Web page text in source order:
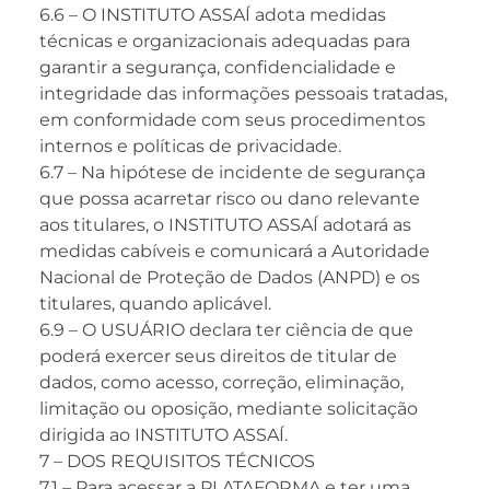
6.6 – O INSTITUTO ASSAÍ adota medidas
técnicas e organizacionais adequadas para
garantir a segurança, confidencialidade e
integridade das informações pessoais tratadas,
em conformidade com seus procedimentos
internos e políticas de privacidade.
6.7 – Na hipótese de incidente de segurança
que possa acarretar risco ou dano relevante
aos titulares, o INSTITUTO ASSAÍ adotará as
medidas cabíveis e comunicará a Autoridade
Nacional de Proteção de Dados (ANPD) e os
titulares, quando aplicável.
6.9 – O USUÁRIO declara ter ciência de que
poderá exercer seus direitos de titular de
dados, como acesso, correção, eliminação,
limitação ou oposição, mediante solicitação
dirigida ao INSTITUTO ASSAÍ.
7 – DOS REQUISITOS TÉCNICOS